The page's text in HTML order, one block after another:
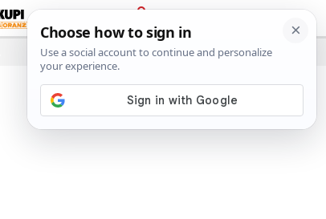
PRIJAVA